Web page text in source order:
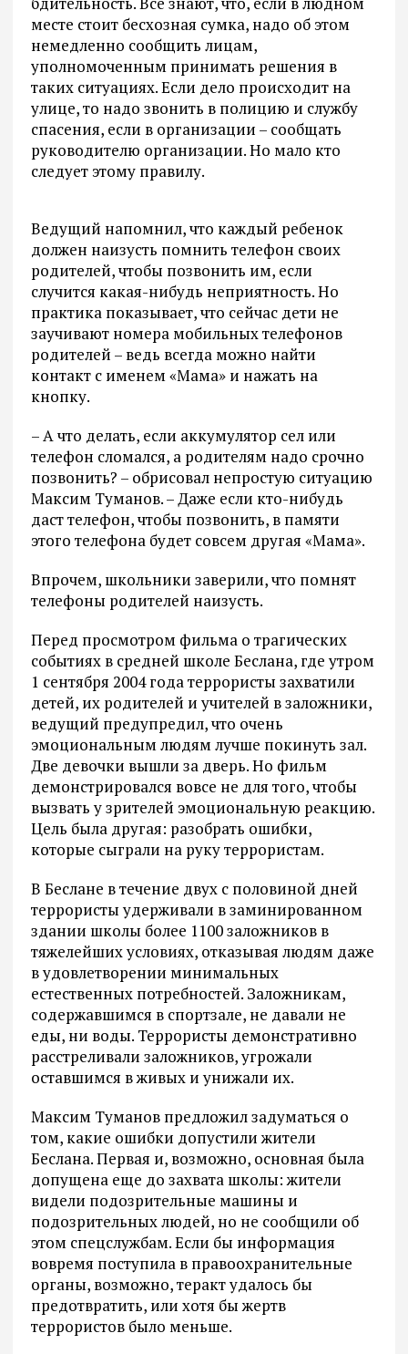
месте стоит бесхозная сумка, надо об этом
немедленно сообщить лицам,
уполномоченным принимать решения в
таких ситуациях. Если дело происходит на
улице, то надо звонить в полицию и службу
спасения, если в организации – сообщать
руководителю организации. Но мало кто
следует этому правилу.
Ведущий напомнил, что каждый ребенок
должен наизусть помнить телефон своих
родителей, чтобы позвонить им, если
случится какая-нибудь неприятность. Но
практика показывает, что сейчас дети не
заучивают номера мобильных телефонов
родителей – ведь всегда можно найти
контакт с именем «Мама» и нажать на
кнопку.
– А что делать, если аккумулятор сел или
телефон сломался, а родителям надо срочно
позвонить? – обрисовал непростую ситуацию
Максим Туманов. – Даже если кто-нибудь
даст телефон, чтобы позвонить, в памяти
этого телефона будет совсем другая «Мама».
Впрочем, школьники заверили, что помнят
телефоны родителей наизусть.
Перед просмотром фильма о трагических
событиях в средней школе Беслана, где утром
1 сентября 2004 года террористы захватили
детей, их родителей и учителей в заложники,
ведущий предупредил, что очень
эмоциональным людям лучше покинуть зал.
Две девочки вышли за дверь. Но фильм
демонстрировался вовсе не для того, чтобы
вызвать у зрителей эмоциональную реакцию.
Цель была другая: разобрать ошибки,
которые сыграли на руку террористам.
В Беслане в течение двух с половиной дней
террористы удерживали в заминированном
здании школы более 1100 заложников в
тяжелейших условиях, отказывая людям даже
в удовлетворении минимальных
естественных потребностей. Заложникам,
содержавшимся в спортзале, не давали не
еды, ни воды. Террористы демонстративно
расстреливали заложников, угрожали
оставшимся в живых и унижали их.
Максим Туманов предложил задуматься о
том, какие ошибки допустили жители
Беслана. Первая и, возможно, основная была
допущена еще до захвата школы: жители
видели подозрительные машины и
подозрительных людей, но не сообщили об
этом спецслужбам. Если бы информация
вовремя поступила в правоохранительные
органы, возможно, теракт удалось бы
предотвратить, или хотя бы жертв
террористов было меньше.